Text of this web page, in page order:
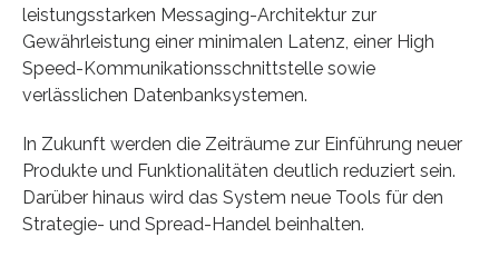
leistungsstarken Messaging-Architektur zur
Gewährleistung einer minimalen Latenz, einer High
Speed-Kommunikationsschnittstelle sowie
verlässlichen Datenbanksystemen.
In Zukunft werden die Zeiträume zur Einführung neuer
Produkte und Funktionalitäten deutlich reduziert sein.
Darüber hinaus wird das System neue Tools für den
Strategie- und Spread-Handel beinhalten.